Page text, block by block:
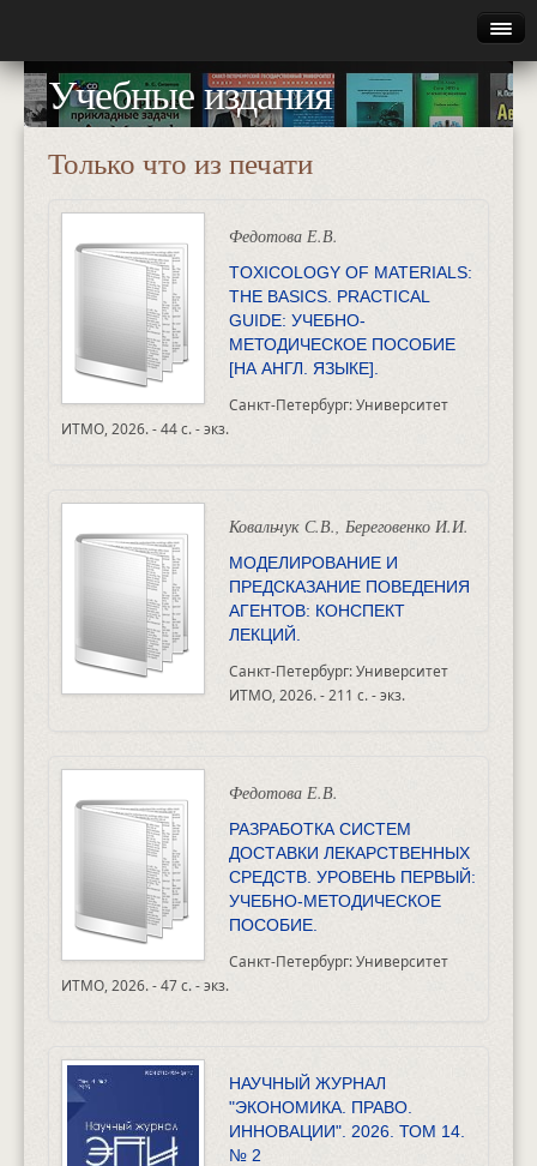
Главная
Руководство
Каталог
Найти
Авторизация
Учебные издания
Только что из печати
Федотова Е.В.
TOXICOLOGY OF MATERIALS:
THE BASICS. PRACTICAL
GUIDE: УЧЕБНО-
МЕТОДИЧЕСКОЕ ПОСОБИЕ
[НА АНГЛ. ЯЗЫКЕ].
Санкт-Петербург: Университет
ИТМО, 2026. - 44 с. - экз.
Ковальчук С.В., Береговенко И.И.
МОДЕЛИРОВАНИЕ И
ПРЕДСКАЗАНИЕ ПОВЕДЕНИЯ
АГЕНТОВ: КОНСПЕКТ
ЛЕКЦИЙ.
Санкт-Петербург: Университет
ИТМО, 2026. - 211 с. - экз.
Федотова Е.В.
РАЗРАБОТКА СИСТЕМ
ДОСТАВКИ ЛЕКАРСТВЕННЫХ
СРЕДСТВ. УРОВЕНЬ ПЕРВЫЙ:
УЧЕБНО-МЕТОДИЧЕСКОЕ
ПОСОБИЕ.
Санкт-Петербург: Университет
ИТМО, 2026. - 47 с. - экз.
НАУЧНЫЙ ЖУРНАЛ
"ЭКОНОМИКА. ПРАВО.
ИННОВАЦИИ". 2026. ТОМ 14.
№ 2